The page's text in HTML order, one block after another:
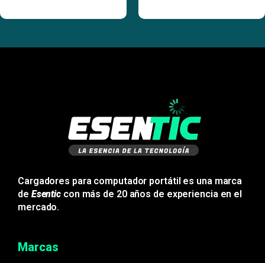
Cargadores para computador portátil es una marca
de Esentic con más de 20 años de experiencia en el
mercado.
Marcas